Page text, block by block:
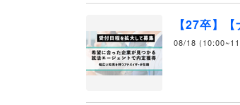
【27卒】
08/18